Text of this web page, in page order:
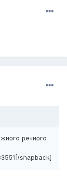
речного
snapback]